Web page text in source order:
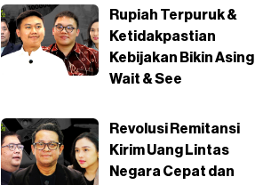
Rupiah Terpuruk &
Ketidakpastian
Kebijakan Bikin Asing
Wait & See
Revolusi Remitansi
Kirim Uang Lintas
Negara Cepat dan